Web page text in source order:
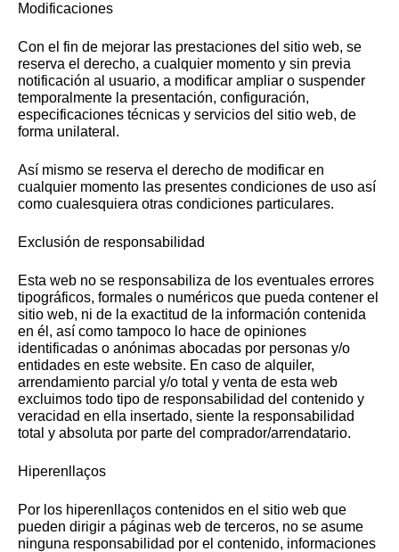
Modificaciones
Con el fin de mejorar las prestaciones del sitio web, se
reserva el derecho, a cualquier momento y sin previa
notificación al usuario, a modificar ampliar o suspender
temporalmente la presentación, configuración,
especificaciones técnicas y servicios del sitio web, de
forma unilateral.
Así mismo se reserva el derecho de modificar en
cualquier momento las presentes condiciones de uso así
como cualesquiera otras condiciones particulares.
Exclusión de responsabilidad
Esta web no se responsabiliza de los eventuales errores
tipográficos, formales o numéricos que pueda contener el
sitio web, ni de la exactitud de la información contenida
en él, así como tampoco lo hace de opiniones
identificadas o anónimas abocadas por personas y/o
entidades en este website. En caso de alquiler,
arrendamiento parcial y/o total y venta de esta web
excluimos todo tipo de responsabilidad del contenido y
veracidad en ella insertado, siente la responsabilidad
total y absoluta por parte del comprador/arrendatario.
Hiperenllaços
Por los hiperenllaços contenidos en el sitio web que
pueden dirigir a páginas web de terceros, no se asume
ninguna responsabilidad por el contenido, informaciones